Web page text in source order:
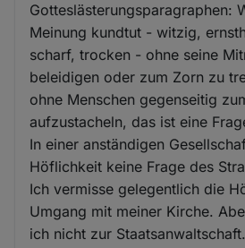
Gotteslästerungsparagraphen:
Meinung kundtut - witzig,
scharf, trocken - ohne seine
beleidigen oder zum Zorn zu
ohne Menschen gegenseitig
aufzustacheln, das ist eine
In einer anständigen
Höflichkeit keine Frage des
Ich vermisse gelegentlich die
Umgang mit meiner Kirche.
ich nicht zur Staatsanwaltschaft.